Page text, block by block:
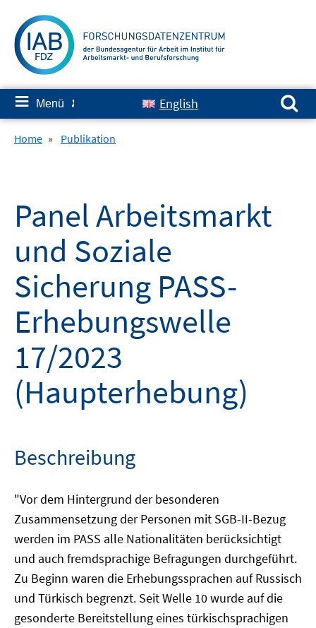
zum
Inhalt
≡ Menü ✘ English
Suchen nach:
Home » Publikation
Panel Arbeitsmarkt
und Soziale
Sicherung PASS-
Erhebungswelle
17/2023
(Haupterhebung)
Beschreibung
"Vor dem Hintergrund der besonderen
Zusammensetzung der Personen mit SGB-II-Bezug
werden im PASS alle Nationalitäten berücksichtigt
und auch fremdsprachige Befragungen durchgeführt.
Zu Beginn waren die Erhebungssprachen auf Russisch
und Türkisch begrenzt. Seit Welle 10 wurde auf die
gesonderte Bereitstellung eines türkischsprachigen